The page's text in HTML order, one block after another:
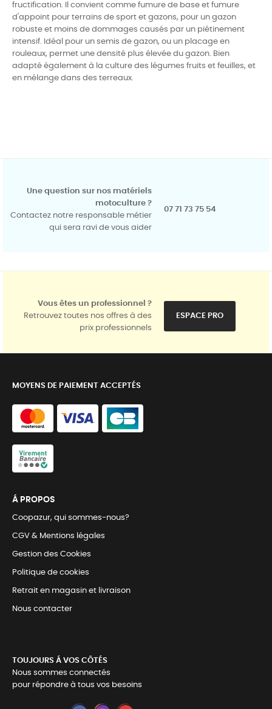
fructification. Il convient comme fumure de base et fumure
d'appoint pour terrains de sport et gazons, pour un gazon
robuste et moins de dommages causés par un piétinement
intensif. Idéal pour un semis de gazon, ou un placage en
rouleaux, permet une densité plus élevée du gazon. Bien
adapté également à la culture des légumes fruits et feuilles, et
en mélange dans des terreaux.
Une question sur nos matériels
motoculture ?
Contactez notre responsable métier
qui sera ravi de vous aider
07 71 73 75 54
Vous êtes un professionnel ?
Retrouvez toutes nos offres à des
prix professionnels
ESPACE PRO
MOYENS DE PAIEMENT ACCEPTÉS
Á PROPOS
Coopazur, qui sommes-nous?
CGV & Mentions légales
Gestion des Cookies
Politique de cookies
Retrait en magasin et livraison
Nous contacter
TOUJOURS Á VOS CÔTÉS
Nous sommes connectés
pour répondre à tous vos besoins